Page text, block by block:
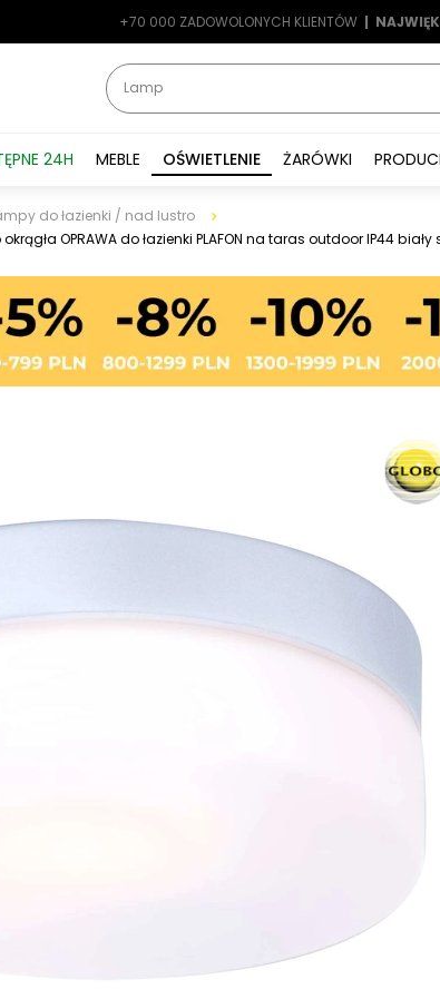
-7% LATO7
+70 000 ZADOWOLONYCH KLIENTÓW |
| |
24H MEBLE OŚWIETLENIE ŻARÓWKI
do łazienki / nad lustro
OPRAWA do łazienki PLAFON na taras outdoor IP44 biały